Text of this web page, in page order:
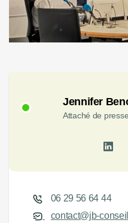
Jennifer
Attaché de presse
06 29 56 64 44
contact@jb-